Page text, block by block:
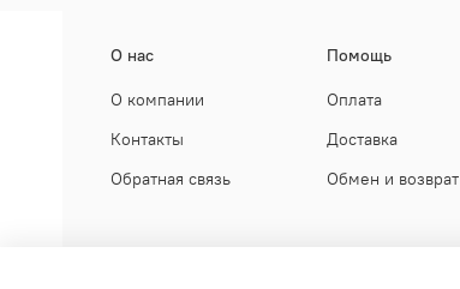
О нас
О компании
Контакты
Обратная связь
Помощь
Оплата
Доставка
Обмен и возврат